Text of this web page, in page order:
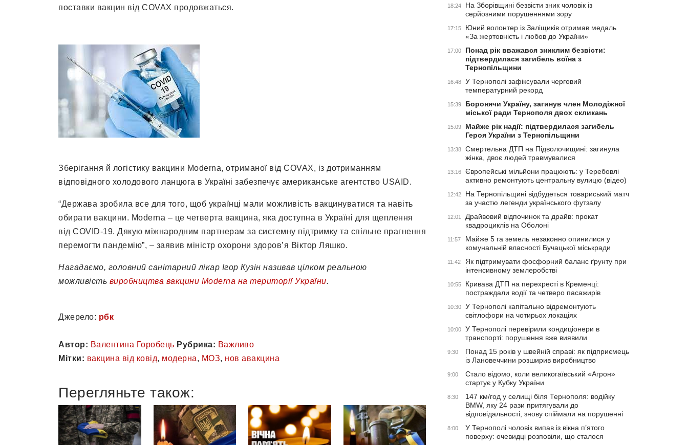
поставки вакцин від COVAX продовжаться.
Зберігання й логістику вакцини Moderna, отриманої від COVAX, із дотриманням
відповідного холодового ланцюга в Україні забезпечує американське агентство USAID.
“Держава зробила все для того, щоб українці мали можливість вакцинуватися та навіть
обирати вакцини. Moderna – це четверта вакцина, яка доступна в Україні для щеплення
від COVID-19. Дякую міжнародним партнерам за системну підтримку та спільне прагнення
перемогти пандемію”, – заявив міністр охорони здоров’я Віктор Ляшко.
Нагадаємо, головний санітарний лікар Ігор Кузін називав цілком реальною
можливість виробництва вакцини Moderna на території України.
Джерело: рбк
Автор: Валентина Горобець Рубрика: Важливо
Мітки: вакцина від ковід, модерна, МОЗ, нов авакцина
Перегляньте також:
18:24
На Зборівщині безвісти зник чоловік із
серйозними порушеннями зору
17:15
Юний волонтер із Заліщиків отримав медаль
«За жертовність і любов до України»
17:00
Понад рік вважався зниклим безвісти:
підтвердилася загибель воїна з
Тернопільщини
16:48
У Тернополі зафіксували черговий
температурний рекорд
15:39
Боронячи Україну, загинув член Молодіжної
міської ради Тернополя двох скликань
15:09
Майже рік надії: підтвердилася загибель
Героя України з Тернопільщини
13:38
Смертельна ДТП на Підволочищині: загинула
жінка, двоє людей травмувалися
13:16
Європейські мільйони працюють: у Теребовлі
активно ремонтують центральну вулицю (відео)
12:42
На Тернопільщині відбудеться товариський матч
за участю легенди українського футзалу
12:01
Драйвовий відпочинок та драйв: прокат
квадроциклів на Оболоні
11:57
Майже 5 га земель незаконно опинилися у
комунальній власності Бучацької міськради
11:42
Як підтримувати фосфорний баланс ґрунту при
інтенсивному землеробстві
10:55
Кривава ДТП на перехресті в Кременці:
постраждали водії та четверо пасажирів
10:30
У Тернополі капітально відремонтують
світлофори на чотирьох локаціях
10:00
У Тернополі перевірили кондиціонери в
транспорті: порушення вже виявили
9:30
Понад 15 років у швейній справі: як підприємець
із Лановеччини розширив виробництво
9:00
Стало відомо, коли великогаївський «Агрон»
стартує у Кубку України
8:30
147 км/год у селищі біля Тернополя: водійку
BMW, яку 24 рази притягували до
відповідальності, знову спіймали на порушенні
8:00
У Тернополі чоловік випав із вікна п’ятого
поверху: очевидці розповіли, що сталося